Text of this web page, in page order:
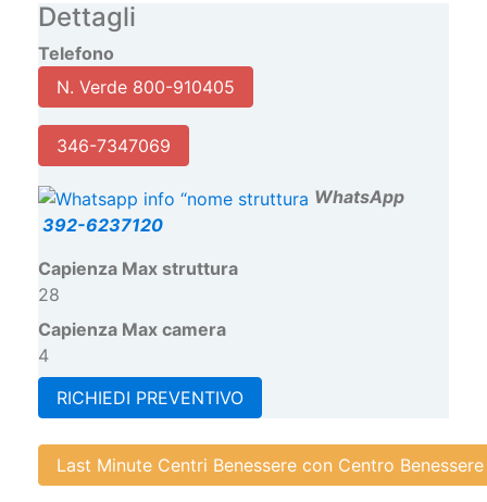
Dettagli
Telefono
N. Verde 800-910405
346-7347069
WhatsApp
392-6237120
Capienza Max struttura
28
Capienza Max camera
4
RICHIEDI PREVENTIVO
Last Minute Centri Benessere con Centro